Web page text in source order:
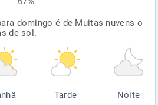
domingo é de Muitas nuvens o
de sol.
Tarde Noite